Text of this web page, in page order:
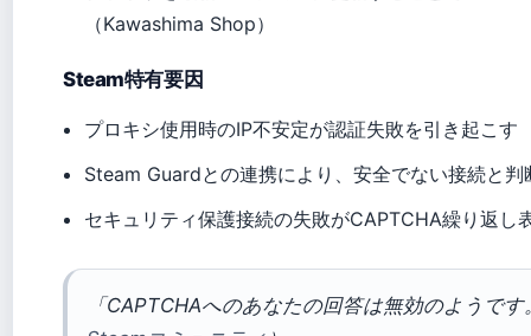
（Kawashima Shop）
Steam特有要因
プロキシ使用時のIP不安定が認証失敗を引き起こす
Steam Guardとの連携により、安全でない接続と
セキュリティ保護接続の失敗がCAPTCHA繰り返し
「CAPTCHAへのあなたの回答は無効のようで